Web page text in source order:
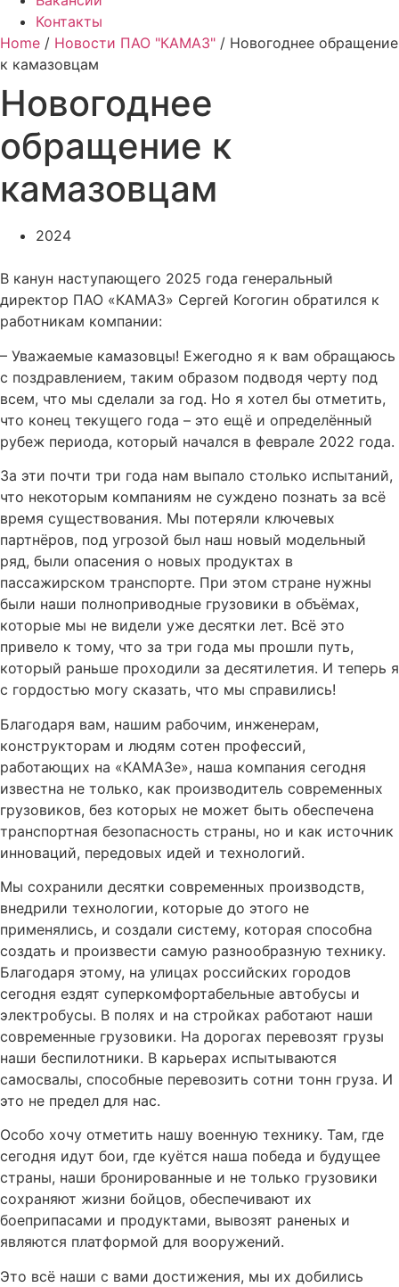
Контакты
Home / Новости ПАО "КАМАЗ" / Новогоднее обращение
к камазовцам
Новогоднее
обращение к
камазовцам
2024
В канун наступающего 2025 года генеральный
директор ПАО «КАМАЗ» Сергей Когогин обратился к
работникам компании:
– Уважаемые камазовцы! Ежегодно я к вам обращаюсь
с поздравлением, таким образом подводя черту под
всем, что мы сделали за год. Но я хотел бы отметить,
что конец текущего года – это ещё и определённый
рубеж периода, который начался в феврале 2022 года.
За эти почти три года нам выпало столько испытаний,
что некоторым компаниям не суждено познать за всё
время существования. Мы потеряли ключевых
партнёров, под угрозой был наш новый модельный
ряд, были опасения о новых продуктах в
пассажирском транспорте. При этом стране нужны
были наши полноприводные грузовики в объёмах,
которые мы не видели уже десятки лет. Всё это
привело к тому, что за три года мы прошли путь,
который раньше проходили за десятилетия. И теперь я
с гордостью могу сказать, что мы справились!
Благодаря вам, нашим рабочим, инженерам,
конструкторам и людям сотен профессий,
работающих на «КАМАЗе», наша компания сегодня
известна не только, как производитель современных
грузовиков, без которых не может быть обеспечена
транспортная безопасность страны, но и как источник
инноваций, передовых идей и технологий.
Мы сохранили десятки современных производств,
внедрили технологии, которые до этого не
применялись, и создали систему, которая способна
создать и произвести самую разнообразную технику.
Благодаря этому, на улицах российских городов
сегодня ездят суперкомфортабельные автобусы и
электробусы. В полях и на стройках работают наши
современные грузовики. На дорогах перевозят грузы
наши беспилотники. В карьерах испытываются
самосвалы, способные перевозить сотни тонн груза. И
это не предел для нас.
Особо хочу отметить нашу военную технику. Там, где
сегодня идут бои, где куётся наша победа и будущее
страны, наши бронированные и не только грузовики
сохраняют жизни бойцов, обеспечивают их
боеприпасами и продуктами, вывозят раненых и
являются платформой для вооружений.
Это всё наши с вами достижения, мы их добились